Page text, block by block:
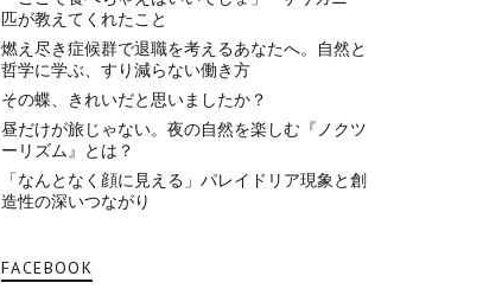
匹が教えてくれたこと
燃え尽き症候群で退職を考えるあなたへ。自然と
哲学に学ぶ、すり減らない働き方
その蝶、きれいだと思いましたか？
昼だけが旅じゃない。夜の自然を楽しむ『ノクツ
ーリズム』とは？
「なんとなく顔に見える」パレイドリア現象と創
造性の深いつながり
FACEBOOK